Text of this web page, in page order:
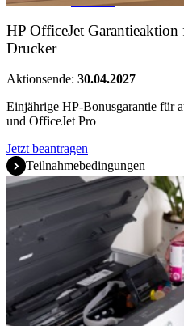
HP OfficeJet
Drucker
Aktionsende: 30.04.2027
Einjährige HP-Bonusgarantie für
und OfficeJet Pro
Jetzt beantragen
Teilnahmebedingungen